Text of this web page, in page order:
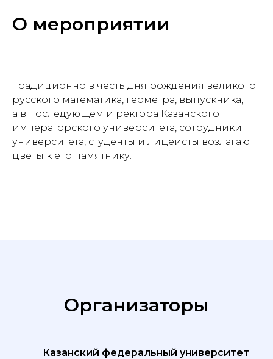
О мероприятии
Традиционно в честь дня рождения великого
русского математика, геометра, выпускника,
а в последующем и ректора Казанского
императорского университета, сотрудники
университета, студенты и лицеисты возлагают
цветы к его памятнику.
Организаторы
Казанский федеральный университет